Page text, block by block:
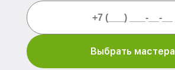
Выбрать мастера